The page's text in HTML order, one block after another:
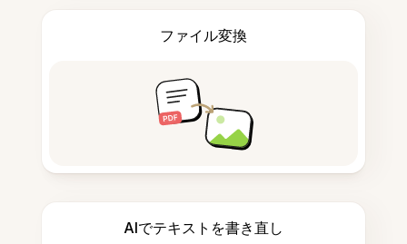
ファイル変換
AIでテキストを書き直し